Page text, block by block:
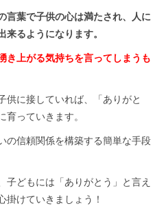
言葉で子供の心は満たされ、人に
来るようになります。
き上がる気持ちを言ってしまうも
供に接していれば、「ありがと
育っていきます。
の信頼関係を構築する簡単な手段
子どもには「ありがとう」と言え
掛けていきましょう！